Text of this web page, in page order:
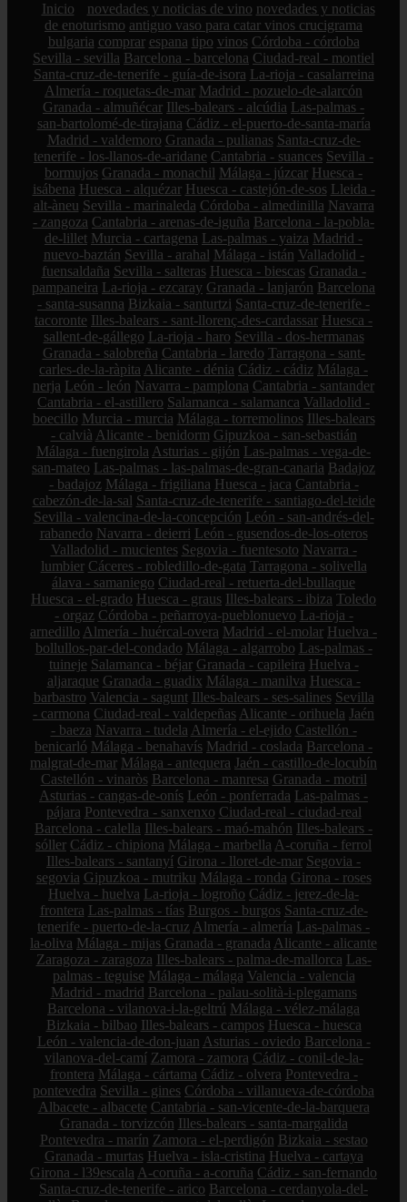
Inicio novedades y noticias de vino novedades y noticias
de enoturismo antiguo vaso para catar vinos crucigrama
bulgaria comprar espana tipo vinos Córdoba - córdoba
Sevilla - sevilla Barcelona - barcelona Ciudad-real - montiel
Santa-cruz-de-tenerife - guía-de-isora La-rioja - casalarreina
Almería - roquetas-de-mar Madrid - pozuelo-de-alarcón
Granada - almuñécar Illes-balears - alcúdia Las-palmas -
san-bartolomé-de-tirajana Cádiz - el-puerto-de-santa-maría
Madrid - valdemoro Granada - pulianas Santa-cruz-de-
tenerife - los-llanos-de-aridane Cantabria - suances Sevilla -
bormujos Granada - monachil Málaga - júzcar Huesca -
isábena Huesca - alquézar Huesca - castejón-de-sos Lleida -
alt-àneu Sevilla - marinaleda Córdoba - almedinilla Navarra
- zangoza Cantabria - arenas-de-iguña Barcelona - la-pobla-
de-lillet Murcia - cartagena Las-palmas - yaiza Madrid -
nuevo-baztán Sevilla - arahal Málaga - istán Valladolid -
fuensaldaña Sevilla - salteras Huesca - biescas Granada -
pampaneira La-rioja - ezcaray Granada - lanjarón Barcelona
- santa-susanna Bizkaia - santurtzi Santa-cruz-de-tenerife -
tacoronte Illes-balears - sant-llorenç-des-cardassar Huesca -
sallent-de-gállego La-rioja - haro Sevilla - dos-hermanas
Granada - salobreña Cantabria - laredo Tarragona - sant-
carles-de-la-ràpita Alicante - dénia Cádiz - cádiz Málaga -
nerja León - león Navarra - pamplona Cantabria - santander
Cantabria - el-astillero Salamanca - salamanca Valladolid -
boecillo Murcia - murcia Málaga - torremolinos Illes-balears
- calvià Alicante - benidorm Gipuzkoa - san-sebastián
Málaga - fuengirola Asturias - gijón Las-palmas - vega-de-
san-mateo Las-palmas - las-palmas-de-gran-canaria Badajoz
- badajoz Málaga - frigiliana Huesca - jaca Cantabria -
cabezón-de-la-sal Santa-cruz-de-tenerife - santiago-del-teide
Sevilla - valencina-de-la-concepción León - san-andrés-del-
rabanedo Navarra - deierri León - gusendos-de-los-oteros
Valladolid - mucientes Segovia - fuentesoto Navarra -
lumbier Cáceres - robledillo-de-gata Tarragona - solivella
álava - samaniego Ciudad-real - retuerta-del-bullaque
Huesca - el-grado Huesca - graus Illes-balears - ibiza Toledo
- orgaz Córdoba - peñarroya-pueblonuevo La-rioja -
arnedillo Almería - huércal-overa Madrid - el-molar Huelva -
bollullos-par-del-condado Málaga - algarrobo Las-palmas -
tuineje Salamanca - béjar Granada - capileira Huelva -
aljaraque Granada - guadix Málaga - manilva Huesca -
barbastro Valencia - sagunt Illes-balears - ses-salines Sevilla
- carmona Ciudad-real - valdepeñas Alicante - orihuela Jaén
- baeza Navarra - tudela Almería - el-ejido Castellón -
benicarló Málaga - benahavís Madrid - coslada Barcelona -
malgrat-de-mar Málaga - antequera Jaén - castillo-de-locubín
Castellón - vinaròs Barcelona - manresa Granada - motril
Asturias - cangas-de-onís León - ponferrada Las-palmas -
pájara Pontevedra - sanxenxo Ciudad-real - ciudad-real
Barcelona - calella Illes-balears - maó-mahón Illes-balears -
sóller Cádiz - chipiona Málaga - marbella A-coruña - ferrol
Illes-balears - santanyí Girona - lloret-de-mar Segovia -
segovia Gipuzkoa - mutriku Málaga - ronda Girona - roses
Huelva - huelva La-rioja - logroño Cádiz - jerez-de-la-
frontera Las-palmas - tías Burgos - burgos Santa-cruz-de-
tenerife - puerto-de-la-cruz Almería - almería Las-palmas -
la-oliva Málaga - mijas Granada - granada Alicante - alicante
Zaragoza - zaragoza Illes-balears - palma-de-mallorca Las-
palmas - teguise Málaga - málaga Valencia - valencia
Madrid - madrid Barcelona - palau-solità-i-plegamans
Barcelona - vilanova-i-la-geltrú Málaga - vélez-málaga
Bizkaia - bilbao Illes-balears - campos Huesca - huesca
León - valencia-de-don-juan Asturias - oviedo Barcelona -
vilanova-del-camí Zamora - zamora Cádiz - conil-de-la-
frontera Málaga - cártama Cádiz - olvera Pontevedra -
pontevedra Sevilla - gines Córdoba - villanueva-de-córdoba
Albacete - albacete Cantabria - san-vicente-de-la-barquera
Granada - torvizcón Illes-balears - santa-margalida
Pontevedra - marín Zamora - el-perdigón Bizkaia - sestao
Granada - murtas Huelva - isla-cristina Huelva - cartaya
Girona - l39escala A-coruña - a-coruña Cádiz - san-fernando
Santa-cruz-de-tenerife - arico Barcelona - cerdanyola-del-